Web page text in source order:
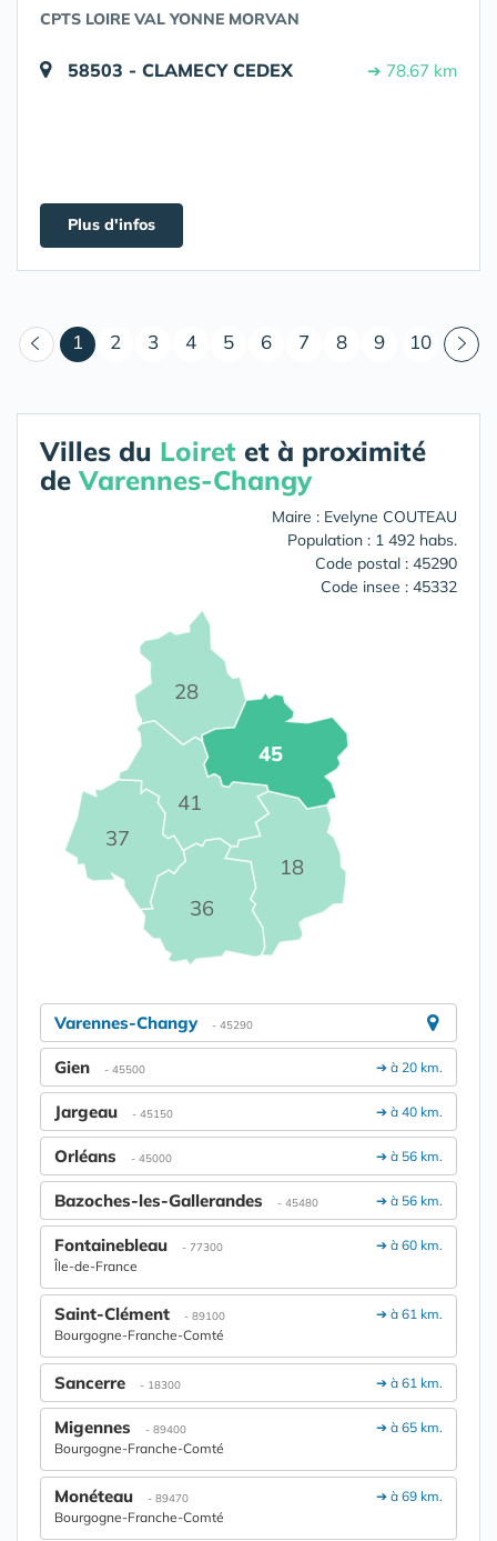
CPTS LOIRE VAL YONNE MORVAN
58503 - CLAMECY CEDEX ➔ 78.67 km
Plus d'infos
1 (courant)
2 3 4 5 6 7 8 9 10
Villes du Loiret et à proximité
deVarennes-Changy
Maire : Evelyne COUTEAU
Population : 1 492 habs.
Code postal : 45290
Code insee : 45332
18
28
36
37
41
45
Varennes-Changy - 45290
➔ à 20 km.
Gien - 45500
➔ à 40 km.
Jargeau - 45150
➔ à 56 km.
Orléans - 45000
➔ à 56 km.
Bazoches-les-Gallerandes - 45480
➔ à 60 km.
Fontainebleau - 77300
Île-de-France
➔ à 61 km.
Saint-Clément - 89100
Bourgogne-Franche-Comté
➔ à 61 km.
Sancerre - 18300
➔ à 65 km.
Migennes - 89400
Bourgogne-Franche-Comté
➔ à 69 km.
Monéteau - 89470
Bourgogne-Franche-Comté